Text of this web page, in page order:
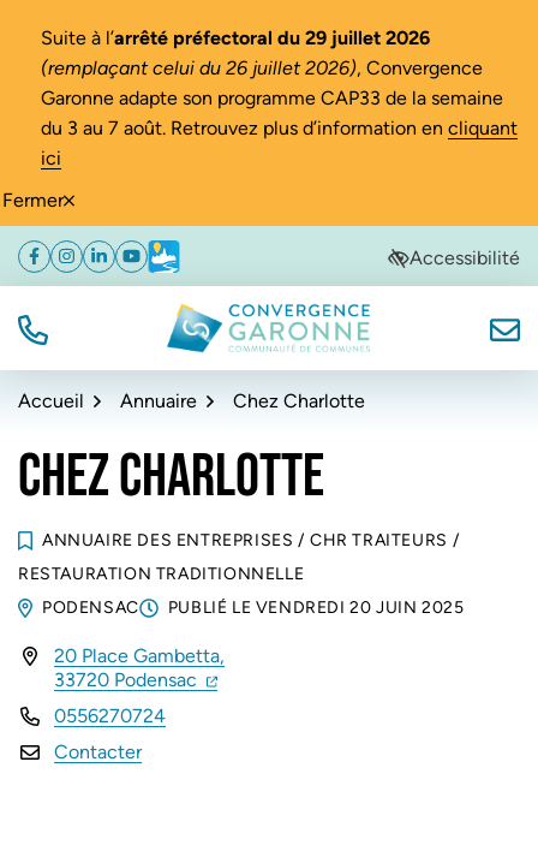
Fermer
Suite à l’arrêté préfectoral du 29 juillet 2026
(remplaçant celui du 26 juillet 2026), Convergence
Garonne adapte son programme CAP33 de la semaine
du 3 au 7 août. Retrouvez plus d’information en cliquant
ici
Aller
navigation
Aller
au
Aller
au
de
Facebook
(ouverture dans un nouvel onglet)
Instagram
(ouverture dans un nouvel onglet)
Linkedin
(ouverture dans un nouvel onglet)
YouTube
(ouverture dans un nouvel onglet)
Météo
(ouverture dans un nouvel onglet)Accessibilité
TÉL. Convergence Garonne
Accueil Annuaire Chez Charlotte
CHEZ CHARLOTTE
ANNUAIRE DES ENTREPRISES / CHR TRAITEURS /
RESTAURATION TRADITIONNELLE
PODENSAC
PUBLIÉ LE VENDREDI 20 JUIN 2025
INFOS UTILES
20 Place Gambetta,
33720 Podensac (ouverture dans un nouvel onglet)
(ouverture dans un nouvel onglet)
0556270724
Contacter